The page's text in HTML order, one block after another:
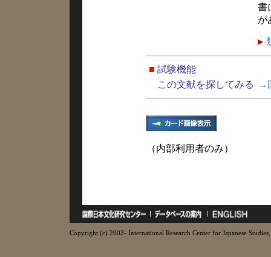
書
が
■ 試験機能
この文献を探してみる
→
（内部利用者のみ）
Copyright (c) 2002- International Research Center for Japanese